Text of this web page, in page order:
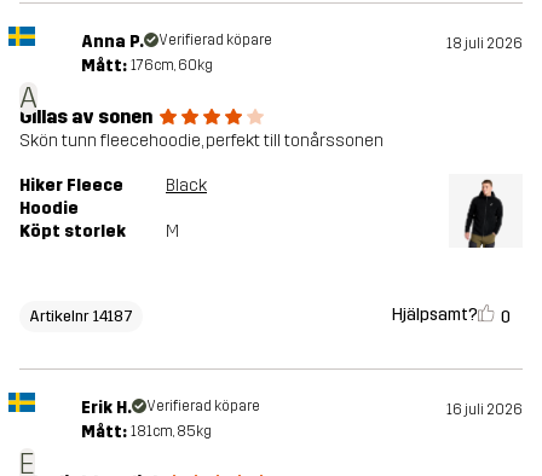
A
Anna P. Verifierad köpare 18 juli 2026
Mått: 176cm, 60kg
Gillas av sonen
Skön tunn fleecehoodie, perfekt till tonårssonen
Hiker Fleece
Hoodie
Black
Köpt storlek M
Artikelnr 14187 Hjälpsamt? 0
E
Erik H. Verifierad köpare 16 juli 2026
Mått: 181cm, 85kg